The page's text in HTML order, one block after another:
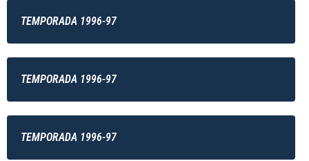
TEMPORADA 1996-97
TEMPORADA 1996-97
TEMPORADA 1996-97